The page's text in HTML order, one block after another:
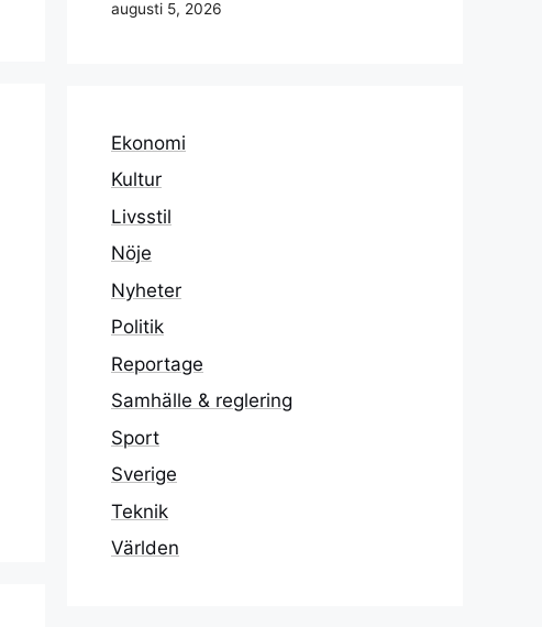
augusti 5, 2026
Ekonomi
Kultur
Livsstil
Nöje
Nyheter
Politik
Reportage
Samhälle & reglering
Sport
Sverige
Teknik
Världen